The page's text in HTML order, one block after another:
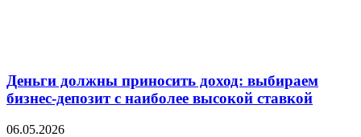
Деньги должны приносить доход: выбираем
бизнес-депозит с наиболее высокой ставкой
06.05.2026